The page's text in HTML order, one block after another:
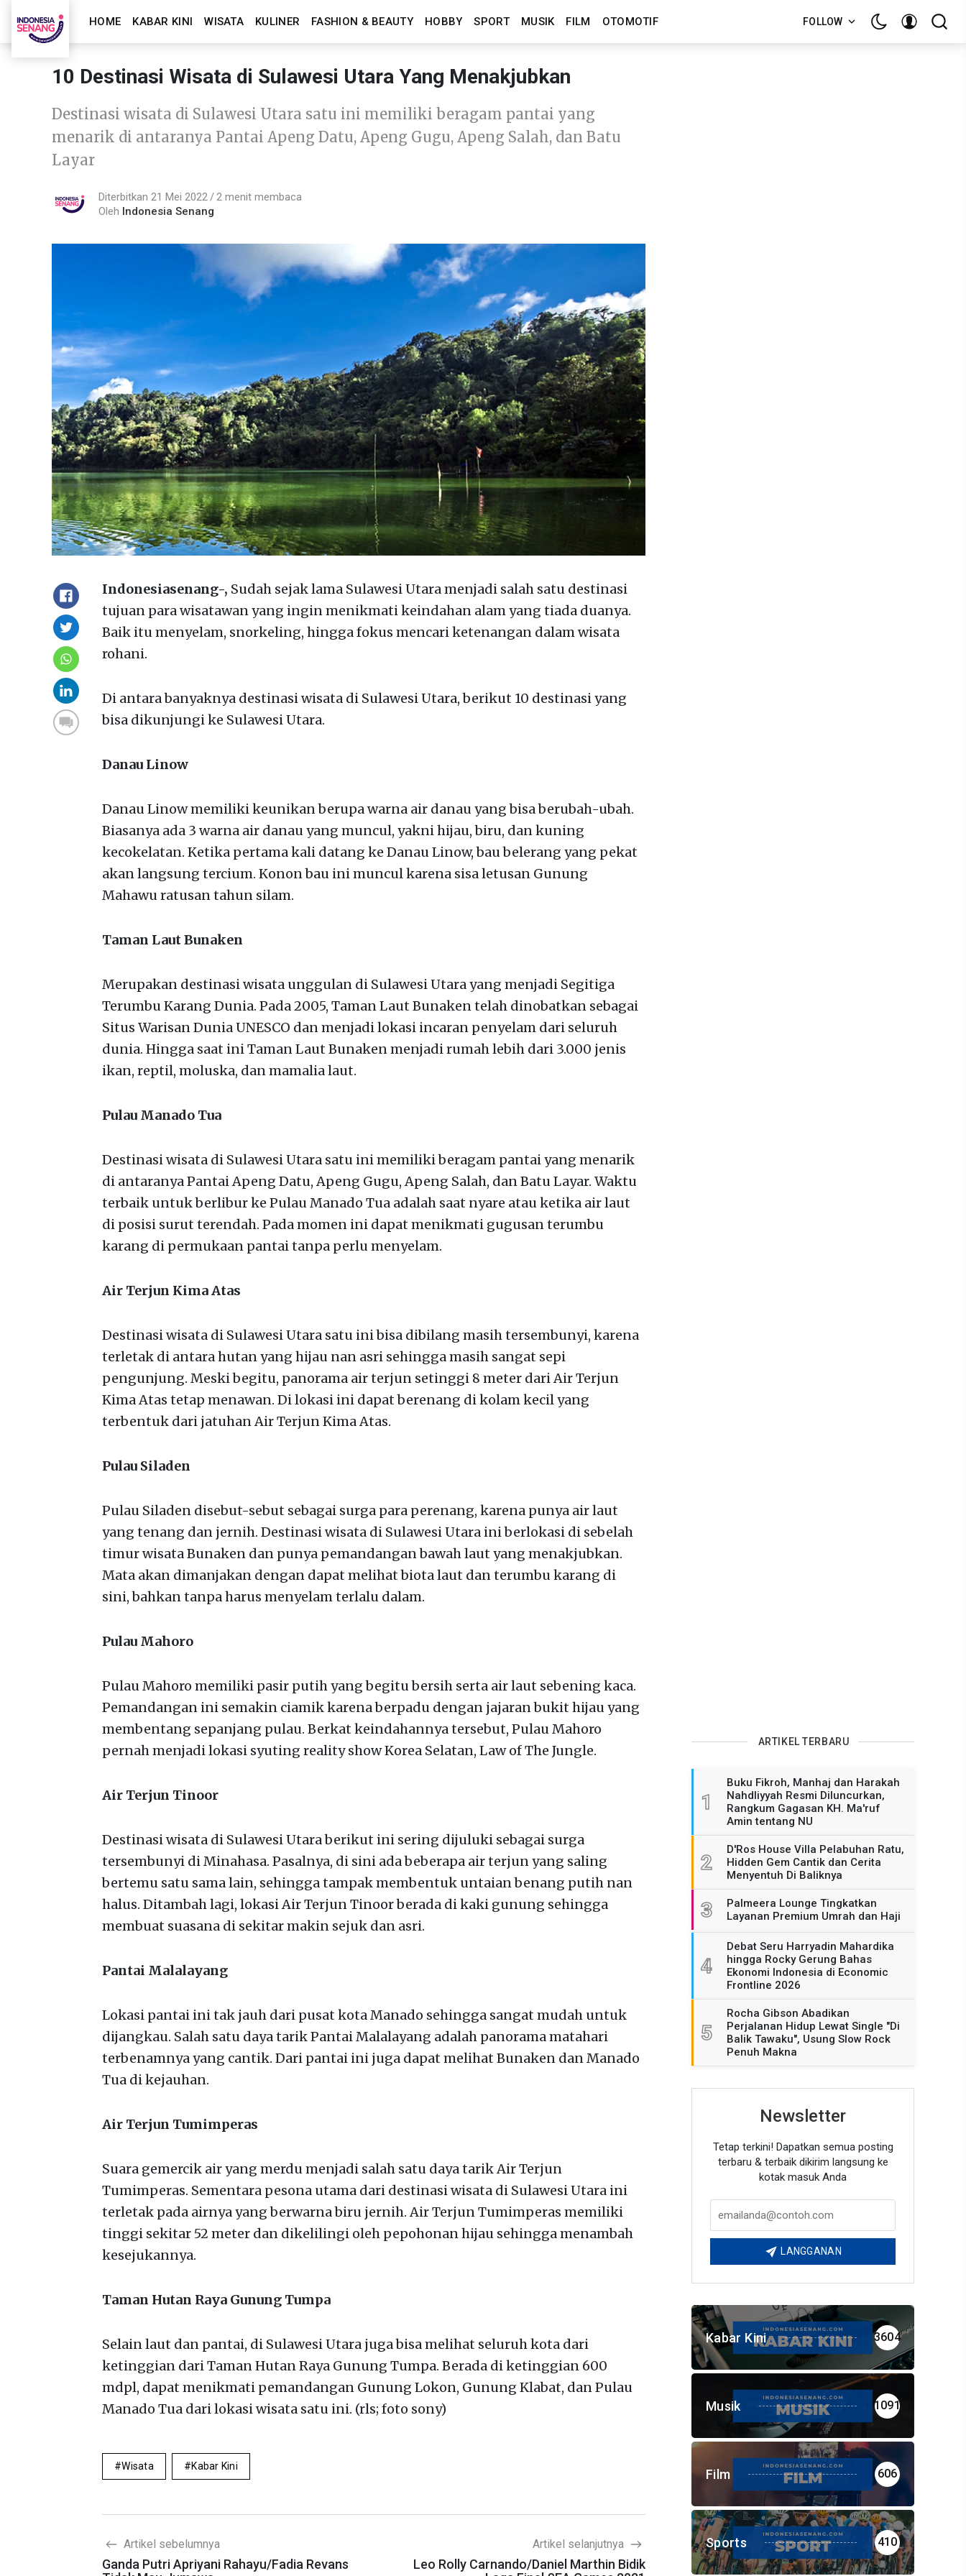
HOME KABAR KINI WISATA KULINER FASHION & BEAUTY HOBBY SPORT MUSIK FILM OTOMOTIF FOLLOW
10 Destinasi Wisata di Sulawesi Utara Yang Menakjubkan
Destinasi wisata di Sulawesi Utara satu ini memiliki beragam pantai yang
menarik di antaranya Pantai Apeng Datu, Apeng Gugu, Apeng Salah, dan Batu
Layar
Diterbitkan 21 Mei 2022
2 menit membaca
Oleh Indonesia Senang
Indonesiasenang-, Sudah sejak lama Sulawesi Utara menjadi salah satu destinasi
tujuan para wisatawan yang ingin menikmati keindahan alam yang tiada duanya.
Baik itu menyelam, snorkeling, hingga fokus mencari ketenangan dalam wisata
rohani.
Di antara banyaknya destinasi wisata di Sulawesi Utara, berikut 10 destinasi yang
bisa dikunjungi ke Sulawesi Utara.
Danau Linow
Danau Linow memiliki keunikan berupa warna air danau yang bisa berubah-ubah.
Biasanya ada 3 warna air danau yang muncul, yakni hijau, biru, dan kuning
kecokelatan. Ketika pertama kali datang ke Danau Linow, bau belerang yang pekat
akan langsung tercium. Konon bau ini muncul karena sisa letusan Gunung
Mahawu ratusan tahun silam.
Taman Laut Bunaken
Merupakan destinasi wisata unggulan di Sulawesi Utara yang menjadi Segitiga
Terumbu Karang Dunia. Pada 2005, Taman Laut Bunaken telah dinobatkan sebagai
Situs Warisan Dunia UNESCO dan menjadi lokasi incaran penyelam dari seluruh
dunia. Hingga saat ini Taman Laut Bunaken menjadi rumah lebih dari 3.000 jenis
ikan, reptil, moluska, dan mamalia laut.
Pulau Manado Tua
Destinasi wisata di Sulawesi Utara satu ini memiliki beragam pantai yang menarik
di antaranya Pantai Apeng Datu, Apeng Gugu, Apeng Salah, dan Batu Layar. Waktu
terbaik untuk berlibur ke Pulau Manado Tua adalah saat nyare atau ketika air laut
di posisi surut terendah. Pada momen ini dapat menikmati gugusan terumbu
karang di permukaan pantai tanpa perlu menyelam.
Air Terjun Kima Atas
Destinasi wisata di Sulawesi Utara satu ini bisa dibilang masih tersembunyi, karena
terletak di antara hutan yang hijau nan asri sehingga masih sangat sepi
pengunjung. Meski begitu, panorama air terjun setinggi 8 meter dari Air Terjun
Kima Atas tetap menawan. Di lokasi ini dapat berenang di kolam kecil yang
terbentuk dari jatuhan Air Terjun Kima Atas.
Pulau Siladen
Pulau Siladen disebut-sebut sebagai surga para perenang, karena punya air laut
yang tenang dan jernih. Destinasi wisata di Sulawesi Utara ini berlokasi di sebelah
timur wisata Bunaken dan punya pemandangan bawah laut yang menakjubkan.
Mata akan dimanjakan dengan dapat melihat biota laut dan terumbu karang di
sini, bahkan tanpa harus menyelam terlalu dalam.
Pulau Mahoro
Pulau Mahoro memiliki pasir putih yang begitu bersih serta air laut sebening kaca.
Pemandangan ini semakin ciamik karena berpadu dengan jajaran bukit hijau yang
membentang sepanjang pulau. Berkat keindahannya tersebut, Pulau Mahoro
pernah menjadi lokasi syuting reality show Korea Selatan, Law of The Jungle.
Air Terjun Tinoor
Destinasi wisata di Sulawesi Utara berikut ini sering dijuluki sebagai surga
tersembunyi di Minahasa. Pasalnya, di sini ada beberapa air terjun yang saling
bertemu satu sama lain, sehingga tampak membentuk untaian benang putih nan
halus. Ditambah lagi, lokasi Air Terjun Tinoor berada di kaki gunung sehingga
membuat suasana di sekitar makin sejuk dan asri.
Pantai Malalayang
Lokasi pantai ini tak jauh dari pusat kota Manado sehingga sangat mudah untuk
dijangkau. Salah satu daya tarik Pantai Malalayang adalah panorama matahari
terbenamnya yang cantik. Dari pantai ini juga dapat melihat Bunaken dan Manado
Tua di kejauhan.
Air Terjun Tumimperas
Suara gemercik air yang merdu menjadi salah satu daya tarik Air Terjun
Tumimperas. Sementara pesona utama dari destinasi wisata di Sulawesi Utara ini
terletak pada airnya yang berwarna biru jernih. Air Terjun Tumimperas memiliki
tinggi sekitar 52 meter dan dikelilingi oleh pepohonan hijau sehingga menambah
kesejukannya.
Taman Hutan Raya Gunung Tumpa
Selain laut dan pantai, di Sulawesi Utara juga bisa melihat seluruh kota dari
ketinggian dari Taman Hutan Raya Gunung Tumpa. Berada di ketinggian 600
mdpl, dapat menikmati pemandangan Gunung Lokon, Gunung Klabat, dan Pulau
Manado Tua dari lokasi wisata satu ini. (rls; foto sony)
Wisata Kabar Kini
Artikel sebelumnya
Ganda Putri Apriyani Rahayu/Fadia Revans
Artikel selanjutnya
Leo Rolly Carnando/Daniel Marthin Bidik
ARTIKEL TERBARU
1
Buku Fikroh, Manhaj dan Harakah
Nahdliyyah Resmi Diluncurkan,
Rangkum Gagasan KH. Ma'ruf
Amin tentang NU
2
D'Ros House Villa Pelabuhan Ratu,
Hidden Gem Cantik dan Cerita
Menyentuh Di Baliknya
3
Palmeera Lounge Tingkatkan
Layanan Premium Umrah dan Haji
4
Debat Seru Harryadin Mahardika
hingga Rocky Gerung Bahas
Ekonomi Indonesia di Economic
Frontline 2026
5
Rocha Gibson Abadikan
Perjalanan Hidup Lewat Single "Di
Balik Tawaku", Usung Slow Rock
Penuh Makna
Newsletter
Tetap terkini! Dapatkan semua posting
terbaru & terbaik dikirim langsung ke
kotak masuk Anda
LANGGANAN
Kabar Kini 3604
Musik 1091
Film 606
Sports 410